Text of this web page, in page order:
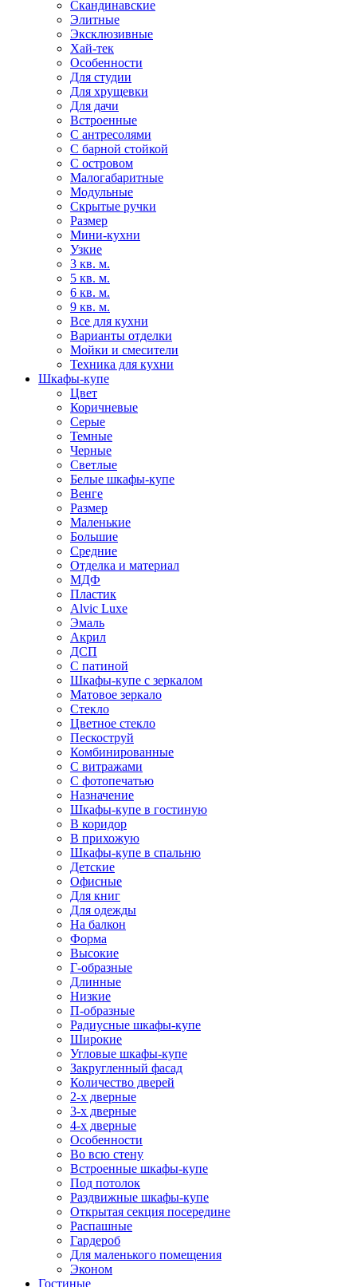
Скандинавские
Элитные
Эксклюзивные
Хай-тек
Особенности
Для студии
Для хрущевки
Для дачи
Встроенные
С антресолями
С барной стойкой
С островом
Малогабаритные
Модульные
Скрытые ручки
Размер
Мини-кухни
Узкие
3 кв. м.
5 кв. м.
6 кв. м.
9 кв. м.
Все для кухни
Варианты отделки
Мойки и смесители
Техника для кухни
Шкафы-купе
Цвет
Коричневые
Серые
Темные
Черные
Светлые
Белые шкафы-купе
Венге
Размер
Маленькие
Большие
Средние
Отделка и материал
МДФ
Пластик
Alvic Luxe
Эмаль
Акрил
ДСП
С патиной
Шкафы-купе с зеркалом
Матовое зеркало
Стекло
Цветное стекло
Пескоструй
Комбинированные
С витражами
С фотопечатью
Назначение
Шкафы-купе в гостиную
В коридор
В прихожую
Шкафы-купе в спальню
Детские
Офисные
Для книг
Для одежды
На балкон
Форма
Высокие
Г-образные
Длинные
Низкие
П-образные
Радиусные шкафы-купе
Широкие
Угловые шкафы-купе
Закругленный фасад
Количество дверей
2-х дверные
3-х дверные
4-х дверные
Особенности
Во всю стену
Встроенные шкафы-купе
Под потолок
Раздвижные шкафы-купе
Открытая секция посередине
Распашные
Гардероб
Для маленького помещения
Эконом
Гостиные